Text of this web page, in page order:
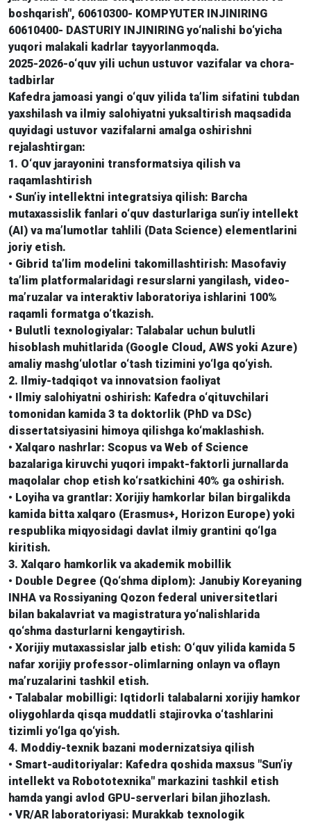
boshqarish", 60610300- KOMPYUTER INJINIRING
60610400- DASTURIY INJINIRING yo‘nalishi bo‘yicha
yuqori malakali kadrlar tayyorlanmoqda.
2025-2026-o‘quv yili uchun ustuvor vazifalar va chora-
tadbirlar
Kafedra jamoasi yangi o‘quv yilida ta’lim sifatini tubdan
yaxshilash va ilmiy salohiyatni yuksaltirish maqsadida
quyidagi ustuvor vazifalarni amalga oshirishni
rejalashtirgan:
1. O‘quv jarayonini transformatsiya qilish va
raqamlashtirish
• Sun’iy intellektni integratsiya qilish: Barcha
mutaxassislik fanlari o‘quv dasturlariga sun’iy intellekt
(AI) va ma’lumotlar tahlili (Data Science) elementlarini
joriy etish.
• Gibrid ta’lim modelini takomillashtirish: Masofaviy
ta’lim platformalaridagi resurslarni yangilash, video-
ma’ruzalar va interaktiv laboratoriya ishlarini 100%
raqamli formatga o‘tkazish.
• Bulutli texnologiyalar: Talabalar uchun bulutli
hisoblash muhitlarida (Google Cloud, AWS yoki Azure)
amaliy mashg‘ulotlar o‘tash tizimini yo‘lga qo‘yish.
2. Ilmiy-tadqiqot va innovatsion faoliyat
• Ilmiy salohiyatni oshirish: Kafedra o‘qituvchilari
tomonidan kamida 3 ta doktorlik (PhD va DSc)
dissertatsiyasini himoya qilishga ko‘maklashish.
• Xalqaro nashrlar: Scopus va Web of Science
bazalariga kiruvchi yuqori impakt-faktorli jurnallarda
maqolalar chop etish ko‘rsatkichini 40% ga oshirish.
• Loyiha va grantlar: Xorijiy hamkorlar bilan birgalikda
kamida bitta xalqaro (Erasmus+, Horizon Europe) yoki
respublika miqyosidagi davlat ilmiy grantini qo‘lga
kiritish.
3. Xalqaro hamkorlik va akademik mobillik
• Double Degree (Qo‘shma diplom): Janubiy Koreyaning
INHA va Rossiyaning Qozon federal universitetlari
bilan bakalavriat va magistratura yo‘nalishlarida
qo‘shma dasturlarni kengaytirish.
• Xorijiy mutaxassislar jalb etish: O‘quv yilida kamida 5
nafar xorijiy professor-olimlarning onlayn va oflayn
ma’ruzalarini tashkil etish.
• Talabalar mobilligi: Iqtidorli talabalarni xorijiy hamkor
oliygohlarda qisqa muddatli stajirovka o‘tashlarini
tizimli yo‘lga qo‘yish.
4. Moddiy-texnik bazani modernizatsiya qilish
• Smart-auditoriyalar: Kafedra qoshida maxsus "Sun’iy
intellekt va Robototexnika" markazini tashkil etish
hamda yangi avlod GPU-serverlari bilan jihozlash.
• VR/AR laboratoriyasi: Murakkab texnologik